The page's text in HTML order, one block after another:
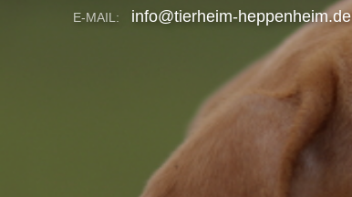
E-MAIL: info@tierheim-heppenheim.de